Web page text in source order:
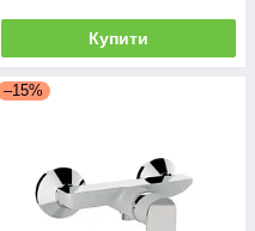
Купити
–15%